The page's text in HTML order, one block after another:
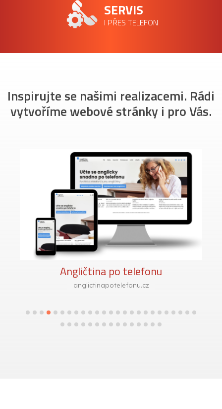
SERVIS
I PŘES TELEFON
Inspirujte se našimi realizacemi. Rádi
vytvoříme webové stránky i pro Vás.
Angličtina po telefonu
anglictinapotelefonu.cz